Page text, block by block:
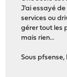
J'ai essayé
services ou
gérer tout les
mais rien...
Sous